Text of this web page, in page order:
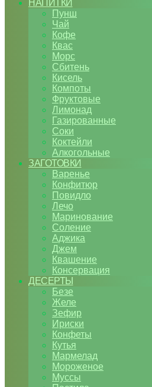
НАПИТКИ
Пунш
Чай
Кофе
Квас
Морс
Сбитень
Кисель
Компоты
Фруктовые
Лимонад
Газированные
Соки
Коктейли
Алкогольные
ЗАГОТОВКИ
Варенье
Конфитюр
Повидло
Лечо
Маринование
Соление
Аджика
Джем
Квашение
Консервация
ДЕСЕРТЫ
Безе
Желе
Зефир
Ириски
Конфеты
Кутья
Мармелад
Мороженое
Муссы